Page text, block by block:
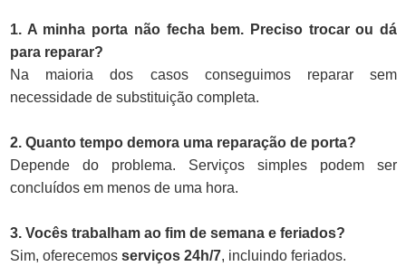
1. A minha porta não fecha bem. Preciso trocar ou dá
para reparar?
Na maioria dos casos conseguimos reparar sem
necessidade de substituição completa.
2. Quanto tempo demora uma reparação de porta?
Depende do problema. Serviços simples podem ser
concluídos em menos de uma hora.
3. Vocês trabalham ao fim de semana e feriados?
Sim, oferecemos serviços 24h/7, incluindo feriados.